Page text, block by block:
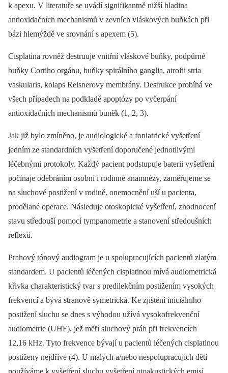
k apexu. V literatuře se uvádí signifikantně nižší hladina
antioxidačních mechanismů v zevních vláskových buňkách při
bázi hlemýždě ve srovnání s apexem (5).
Cisplatina rovněž destruuje vnitřní vláskové buňky, podpůrné
buňky Cortiho orgánu, buňky spirálního ganglia, atrofii stria
vaskularis, kolaps Reisnerovy membrány. Destrukce probíhá ve
všech případech na podkladě apoptózy po vyčerpání
antioxidačních mechanismů buněk (1, 2, 3).
Jak již bylo zmíněno, je audiologické a foniatrické vyšetření
jedním ze standardních vyšetření doporučené jednotlivými
léčebnými protokoly. Každý pacient podstupuje baterii vyšetření
počínaje odebráním osobní i rodinné anamnézy, zaměřujeme se
na sluchové postižení v rodině, onemocnění uší u pacienta,
prodělané operace. Následuje otoskopické vyšetření, zhodnocení
stavu středouší pomocí tympanometrie a stanovení středoušních
reflexů.
Prahový tónový audiogram je u spolupracujících pacientů zlatým
standardem. U pacientů léčených cisplatinou mívá audiometrická
křivka charakteristický tvar s predilekčním postižením vysokých
frekvencí a bývá stranově symetrická. Ke zjištění iniciálního
postižení sluchu se dnes s výhodou užívá vysokofrekvenční
audiometrie (UHF), jež měří sluchový práh při frekvencích
12,16 kHz. Tyto frekvence bývají u pacientů léčených cisplatinou
postiženy nejdříve (4). U malých a/nebo nespolupracujích dětí
používáme k vyšetření sluchu vyšetření otoakustických emisí